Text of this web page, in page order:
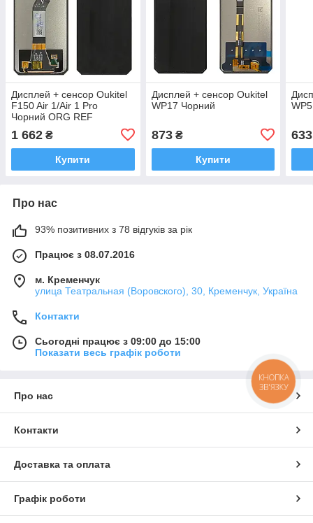
Дисплей + сенсор Oukitel
F150 Air 1/Air 1 Pro
Чорний ORG REF
1 662 ₴
Купити
Дисплей + сенсор Oukitel
WP17 Чорний
873₴
Купити
633
Про нас
93% позитивних з 78 відгуків за рік
Працює з 08.07.2016
м. Кременчук
улица Театральная (Воровского), 30, Кременчук, Україна
Контакти
Сьогодні працює з 09:00 до 15:00
Показати весь графік роботи
Про нас
Контакти
Доставка та оплата
Графік роботи
КНОПКА
ЗВ'ЯЗКУ